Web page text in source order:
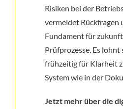
Risiken bei der
vermeidet Rückfragen
Fundament für
Prüfprozesse. Es lohnt
frühzeitig für Klarheit
System wie in der
Jetzt mehr über die